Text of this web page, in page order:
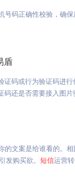
号码正确性校验，确
盾
证码或行为验证码进
码还是否需要接入图片
的文案是给谁看的。相
购买欲。 短信运营